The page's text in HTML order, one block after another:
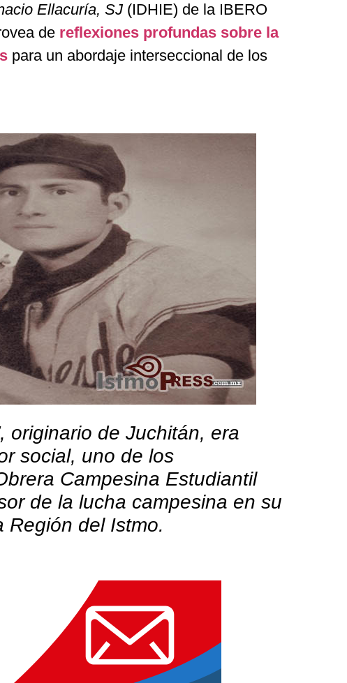
Ellacuría, SJ (IDHIE) de la IBERO
de reflexiones profundas sobre la
para un abordaje interseccional de los
originario de Juchitán, era
social, uno de los
Campesina Estudiantil
de la lucha campesina en su
Región del Istmo.